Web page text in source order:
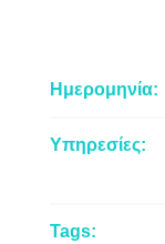
Ημερομηνία:
Υπηρεσίες:
Tags: